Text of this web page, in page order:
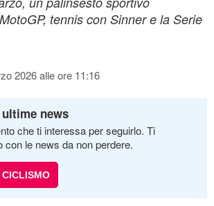
tennis con Sinner e la Serie
2026 alle ore 11:16
news
che ti interessa per seguirlo. Ti
con le news da non perdere.
CICLISMO